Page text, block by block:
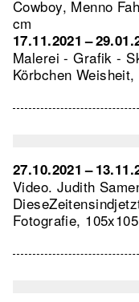
Cowboy, Menno
cm
17.11.2021 –
Malerei - Grafik -
Körbchen
27.10.2021 –
Video. Judith
Fotografie, 105x105